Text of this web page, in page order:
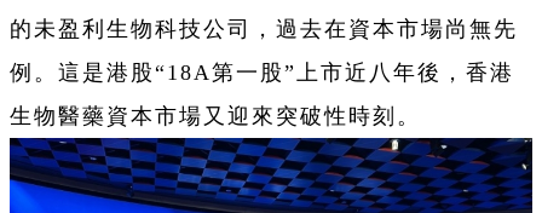
的未盈利生物科技公司，過去在資本市場尚無先
例。這是港股“18A第一股”上市近八年後，香港
生物醫藥資本市場又迎來突破性時刻。